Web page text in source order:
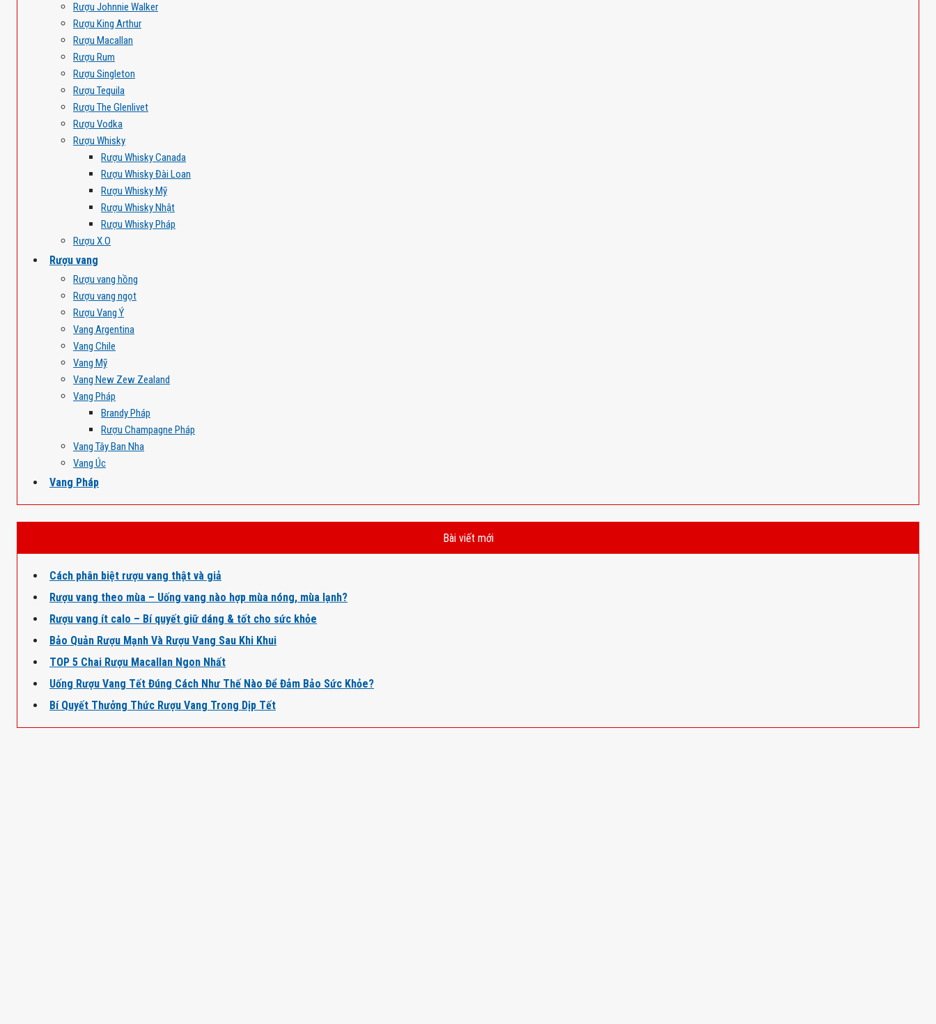
Rượu Johnnie Walker
Rượu King Arthur
Rượu Macallan
Rượu Rum
Rượu Singleton
Rượu Tequila
Rượu The Glenlivet
Rượu Vodka
Rượu Whisky
Rượu Whisky Canada
Rượu Whisky Đài Loan
Rượu Whisky Mỹ
Rượu Whisky Nhật
Rượu Whisky Pháp
Rượu X.O
Rượu vang
Rượu vang hồng
Rượu vang ngọt
Rượu Vang Ý
Vang Argentina
Vang Chile
Vang Mỹ
Vang New Zew Zealand
Vang Pháp
Brandy Pháp
Rượu Champagne Pháp
Vang Tây Ban Nha
Vang Úc
Vang Pháp
Bài viết mới
Cách phân biệt rượu vang thật và giả
Rượu vang theo mùa – Uống vang nào hợp mùa nóng, mùa lạnh?
Rượu vang ít calo – Bí quyết giữ dáng & tốt cho sức khỏe
Bảo Quản Rượu Mạnh Và Rượu Vang Sau Khi Khui
TOP 5 Chai Rượu Macallan Ngon Nhất
Uống Rượu Vang Tết Đúng Cách Như Thế Nào Để Đảm Bảo Sức Khỏe?
Bí Quyết Thưởng Thức Rượu Vang Trong Dịp Tết